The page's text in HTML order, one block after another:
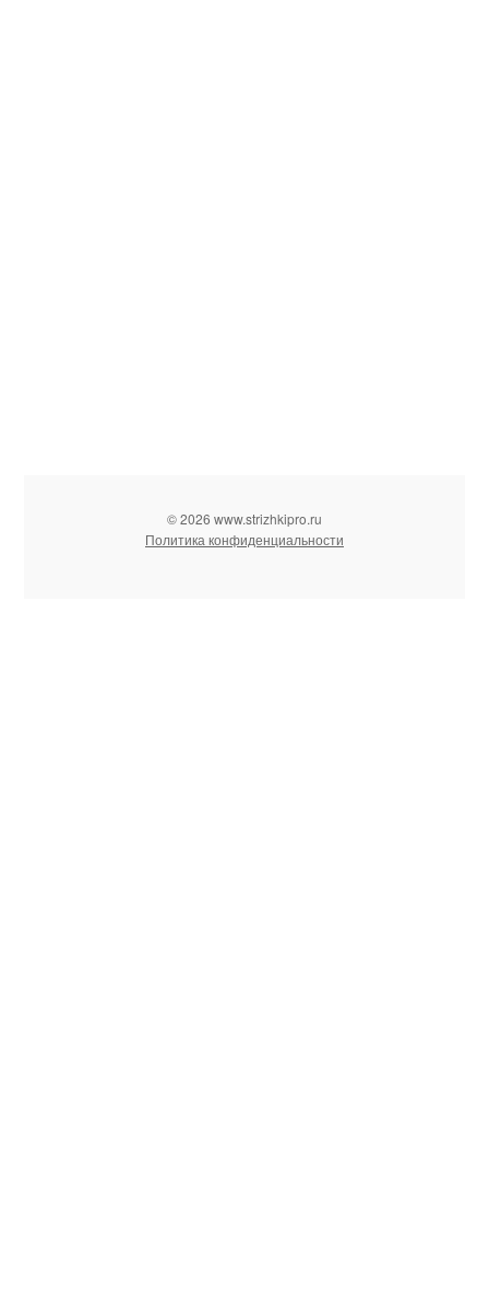
© 2026 www.strizhkipro.ru
Политика конфиденциальности